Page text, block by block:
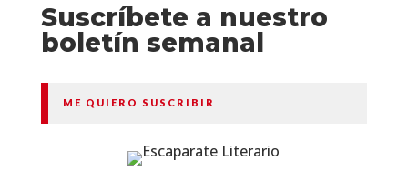
Suscríbete a nuestro
boletín semanal
ME QUIERO SUSCRIBIR